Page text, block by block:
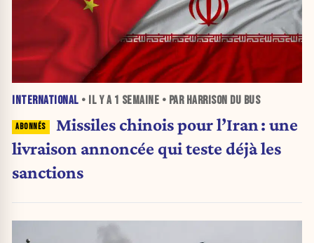
INTERNATIONAL • IL Y A 1 SEMAINE • PAR HARRISON DU BUS
Missiles chinois pour l’Iran : une
livraison annoncée qui teste déjà les
sanctions